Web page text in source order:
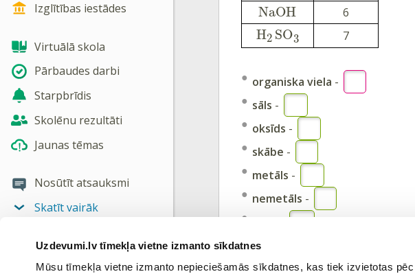
Uzdevumi.lv tīmekļa vietne izmanto sīkdatnes
Mūsu tīmekļa vietne izmanto nepieciešamās sīkdatnes, kas tiek izvietotas
Izglītības iestādes
Virtuālā skola
Pārbaudes darbi
Starpbrīdis
Skolēnu rezultāti
Jaunas tēmas
Nosūtīt atsauksmi
Skatīt vairāk
NaOH 6
H2 SO3 7
organiska viela -
sāls -
oksīds -
skābe -
metāls -
nemetāls -
Ieiet portālā vai Reģistrēties